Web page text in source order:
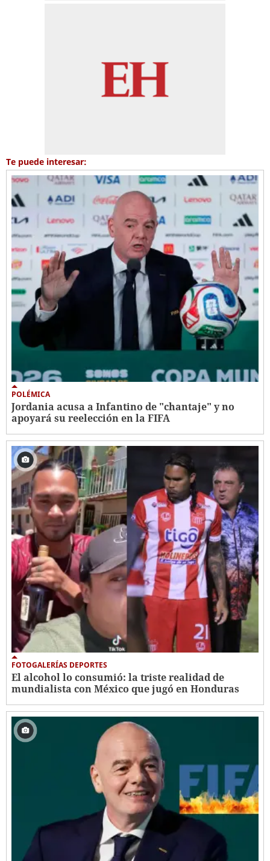
Te puede interesar:
POLÉMICA
Jordania acusa a Infantino de "chantaje" y no
apoyará su reelección en la FIFA
FOTOGALERÍAS DEPORTES
El alcohol lo consumió: la triste realidad de
mundialista con México que jugó en Honduras